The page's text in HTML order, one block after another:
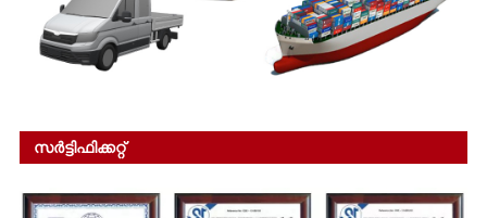
സർട്ടിഫിക്കറ്റ്